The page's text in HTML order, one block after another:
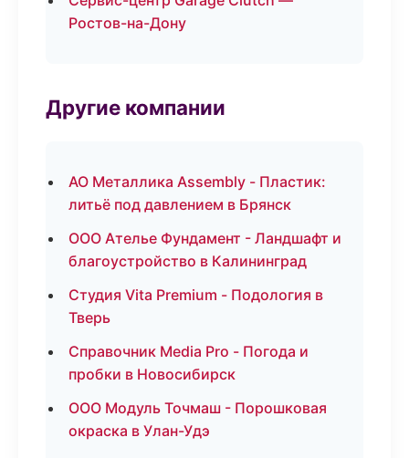
Ростов-на-Дону
Другие компании
АО Металлика Assembly - Пластик:
литьё под давлением в Брянск
ООО Ателье Фундамент - Ландшафт и
благоустройство в Калининград
Студия Vita Premium - Подология в
Тверь
Справочник Media Pro - Погода и
пробки в Новосибирск
ООО Модуль Точмаш - Порошковая
окраска в Улан-Удэ